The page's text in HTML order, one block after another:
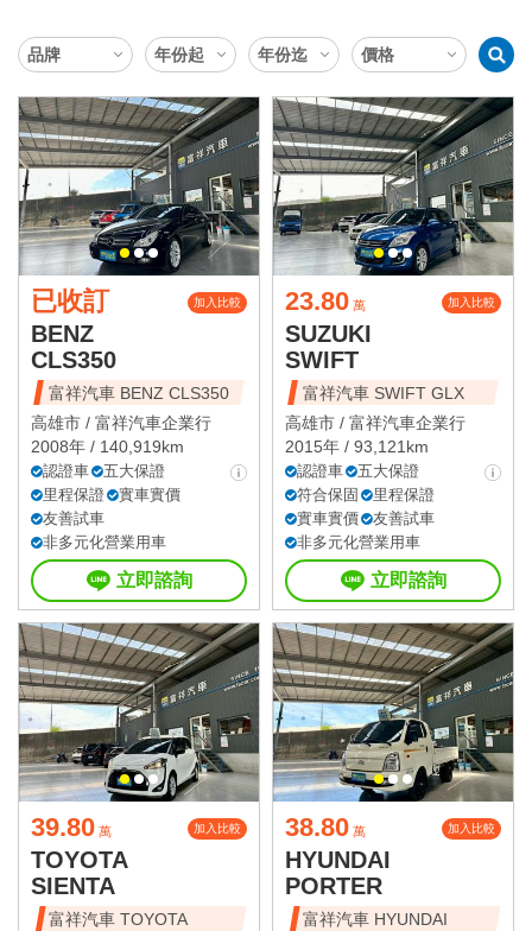
已收訂 加入比較
BENZ
CLS350
富祥汽車 BENZ CLS350
高雄市 / 富祥汽車企業行
2008年 / 140,919km
認證車
五大保證
里程保證
實車實價
友善試車
非多元化營業用車
立即諮詢
23.80 萬 加入比較
SUZUKI
SWIFT
富祥汽車 SWIFT GLX
高雄市 / 富祥汽車企業行
2015年 / 93,121km
認證車
五大保證
符合保固
里程保證
實車實價
友善試車
非多元化營業用車
立即諮詢
39.80 萬 加入比較
TOYOTA
SIENTA
富祥汽車 TOYOTA
38.80 萬 加入比較
HYUNDAI
PORTER
富祥汽車 HYUNDAI